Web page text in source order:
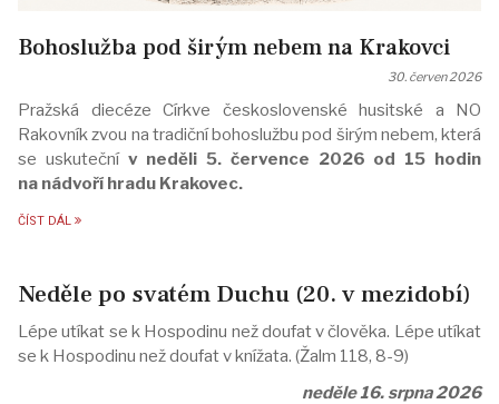
Bohoslužba pod širým nebem na Krakovci
30. červen 2026
Pražská diecéze Církve československé husitské a NO
Rakovník zvou na tradiční bohoslužbu pod širým nebem, která
se uskuteční v neděli 5. července 2026 od 15 hodin
na nádvoří hradu Krakovec.
ČÍST DÁL
Neděle po svatém Duchu (20. v mezidobí)
Lépe utíkat se k Hospodinu než doufat v člověka. Lépe utíkat
se k Hospodinu než doufat v knížata. (Žalm 118, 8-9)
neděle 16. srpna 2026